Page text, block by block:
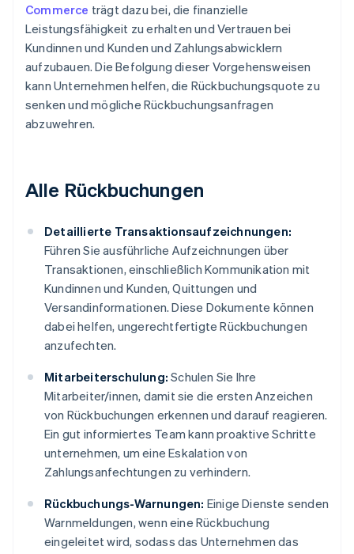
Commerce trägt dazu bei, die finanzielle
Leistungsfähigkeit zu erhalten und Vertrauen bei
Kundinnen und Kunden und Zahlungsabwicklern
aufzubauen. Die Befolgung dieser Vorgehensweisen
kann Unternehmen helfen, die Rückbuchungsquote zu
senken und mögliche Rückbuchungsanfragen
abzuwehren.
Alle Rückbuchungen
Detaillierte Transaktionsaufzeichnungen:
Führen Sie ausführliche Aufzeichnungen über
Transaktionen, einschließlich Kommunikation mit
Kundinnen und Kunden, Quittungen und
Versandinformationen. Diese Dokumente können
dabei helfen, ungerechtfertigte Rückbuchungen
anzufechten.
Mitarbeiterschulung: Schulen Sie Ihre
Mitarbeiter/innen, damit sie die ersten Anzeichen
von Rückbuchungen erkennen und darauf reagieren.
Ein gut informiertes Team kann proaktive Schritte
unternehmen, um eine Eskalation von
Zahlungsanfechtungen zu verhindern.
Rückbuchungs-Warnungen: Einige Dienste senden
Warnmeldungen, wenn eine Rückbuchung
eingeleitet wird, sodass das Unternehmen das